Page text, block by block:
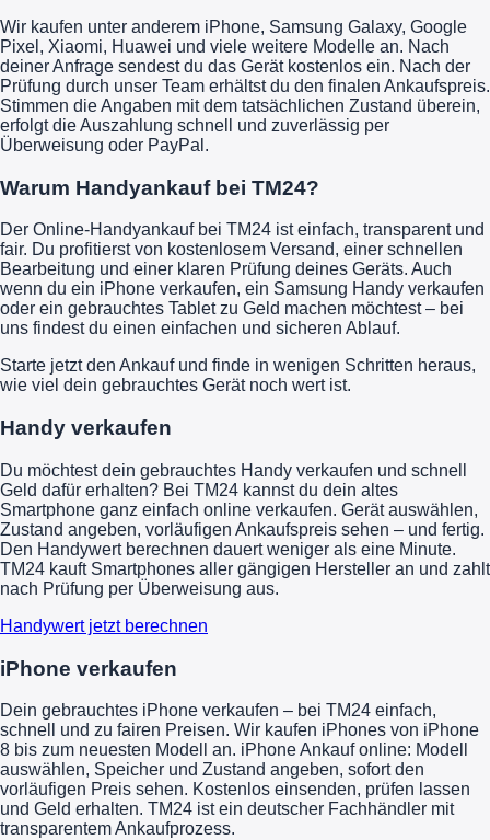
Wir kaufen unter anderem iPhone, Samsung Galaxy, Google
Pixel, Xiaomi, Huawei und viele weitere Modelle an. Nach
deiner Anfrage sendest du das Gerät kostenlos ein. Nach der
Prüfung durch unser Team erhältst du den finalen Ankaufspreis.
Stimmen die Angaben mit dem tatsächlichen Zustand überein,
erfolgt die Auszahlung schnell und zuverlässig per
Überweisung oder PayPal.
Warum Handyankauf bei TM24?
Der Online-Handyankauf bei TM24 ist einfach, transparent und
fair. Du profitierst von kostenlosem Versand, einer schnellen
Bearbeitung und einer klaren Prüfung deines Geräts. Auch
wenn du ein iPhone verkaufen, ein Samsung Handy verkaufen
oder ein gebrauchtes Tablet zu Geld machen möchtest – bei
uns findest du einen einfachen und sicheren Ablauf.
Starte jetzt den Ankauf und finde in wenigen Schritten heraus,
wie viel dein gebrauchtes Gerät noch wert ist.
Handy verkaufen
Du möchtest dein gebrauchtes Handy verkaufen und schnell
Geld dafür erhalten? Bei TM24 kannst du dein altes
Smartphone ganz einfach online verkaufen. Gerät auswählen,
Zustand angeben, vorläufigen Ankaufspreis sehen – und fertig.
Den Handywert berechnen dauert weniger als eine Minute.
TM24 kauft Smartphones aller gängigen Hersteller an und zahlt
nach Prüfung per Überweisung aus.
Handywert jetzt berechnen
iPhone verkaufen
Dein gebrauchtes iPhone verkaufen – bei TM24 einfach,
schnell und zu fairen Preisen. Wir kaufen iPhones von iPhone
8 bis zum neuesten Modell an. iPhone Ankauf online: Modell
auswählen, Speicher und Zustand angeben, sofort den
vorläufigen Preis sehen. Kostenlos einsenden, prüfen lassen
und Geld erhalten. TM24 ist ein deutscher Fachhändler mit
transparentem Ankaufprozess.